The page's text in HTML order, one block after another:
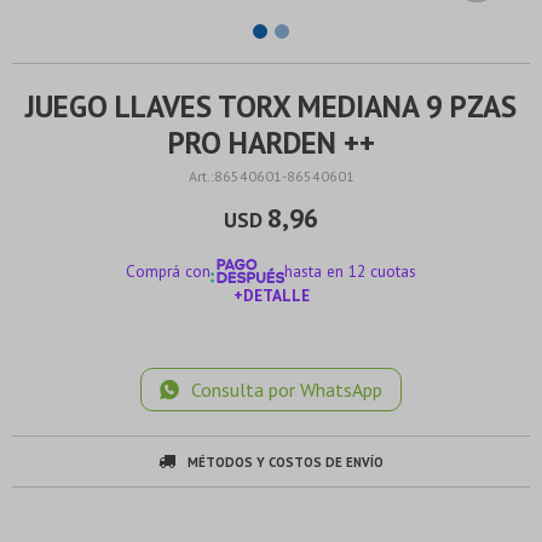
JUEGO LLAVES TORX MEDIANA 9 PZAS
PRO HARDEN ++
86540601-86540601
USD 8,96
Comprá con
hasta en 12 cuotas
+DETALLE
Consulta por WhatsApp
MÉTODOS Y COSTOS DE ENVÍO